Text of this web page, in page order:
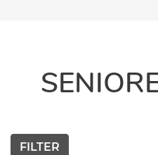
FILTER